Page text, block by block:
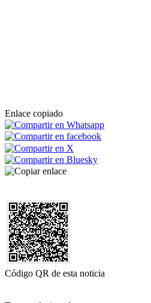
Enlace copiado
Código QR de esta noticia